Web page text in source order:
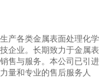
产各类金属表面处理化学
企业。长期致力于金属表
售与服务。本公司已引进
量和专业的售后服务人